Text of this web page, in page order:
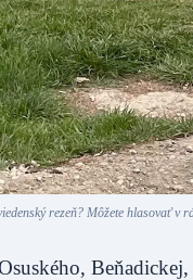
rezeň? Môžete hlasovať v